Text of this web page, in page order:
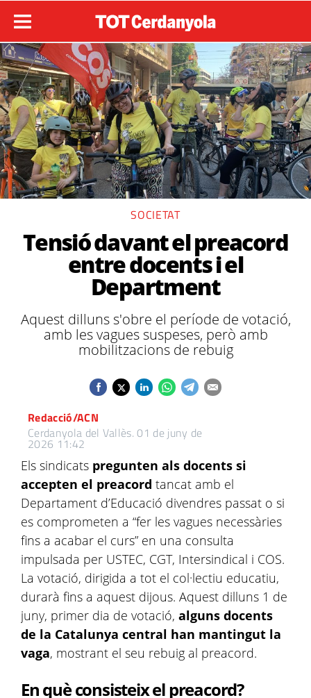
SOCIETAT
Tensió davant el preacord
entre docents i el
Department
Aquest dilluns s'obre el període de votació,
amb les vagues suspeses, però amb
mobilitzacions de rebuig
Redacció/ACN
Cerdanyola del Vallès. 01 de juny de
2026 11:42
Els sindicats pregunten als docents si
accepten el preacord tancat amb el
Departament d’Educació divendres passat o si
es comprometen a “fer les vagues necessàries
fins a acabar el curs” en una consulta
impulsada per USTEC, CGT, Intersindical i COS.
La votació, dirigida a tot el col·lectiu educatiu,
durarà fins a aquest dijous. Aquest dilluns 1 de
juny, primer dia de votació, alguns docents
de la Catalunya central han mantingut la
vaga, mostrant el seu rebuig al preacord.
En què consisteix el preacord?